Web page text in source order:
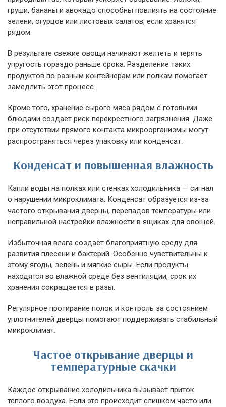
груши, бананы и авокадо способны повлиять на состояние
зелени, огурцов или листовых салатов, если хранятся
рядом.
В результате свежие овощи начинают желтеть и терять
упругость гораздо раньше срока. Разделение таких
продуктов по разным контейнерам или полкам помогает
замедлить этот процесс.
Кроме того, хранение сырого мяса рядом с готовыми
блюдами создаёт риск перекрёстного загрязнения. Даже
при отсутствии прямого контакта микроорганизмы могут
распространяться через упаковку или конденсат.
Конденсат и повышенная влажность
Капли воды на полках или стенках холодильника — сигнал
о нарушении микроклимата. Конденсат образуется из-за
частого открывания дверцы, перепадов температуры или
неправильной настройки влажности в ящиках для овощей.
Избыточная влага создаёт благоприятную среду для
развития плесени и бактерий. Особенно чувствительны к
этому ягоды, зелень и мягкие сыры. Если продукты
находятся во влажной среде без вентиляции, срок их
хранения сокращается в разы.
Регулярное протирание полок и контроль за состоянием
уплотнителей дверцы помогают поддерживать стабильный
микроклимат.
Частое открывание дверцы и
температурные скачки
Каждое открывание холодильника вызывает приток
тёплого воздуха. Если это происходит слишком часто или